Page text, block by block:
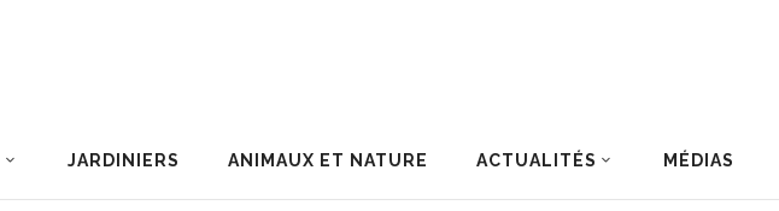
JARDINIERS ANIMAUX ET NATURE ACTUALITÉS MÉDIAS